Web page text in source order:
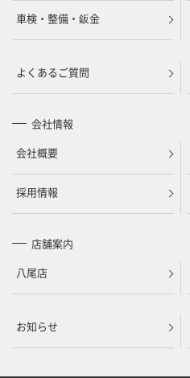
車検・整備・鈑金
よくあるご質問
会社情報
会社概要
採用情報
店舗案内
八尾店
お知らせ